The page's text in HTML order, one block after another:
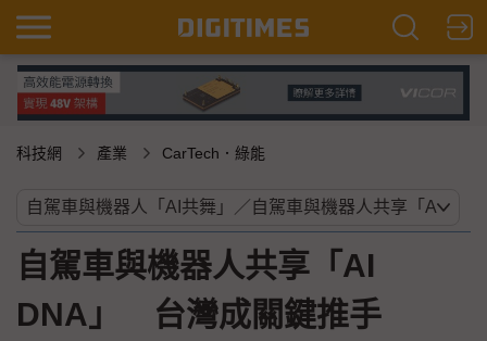
科技網 產業 CarTech．綠能
自駕車與機器人共享「AI
DNA」 台灣成關鍵推手